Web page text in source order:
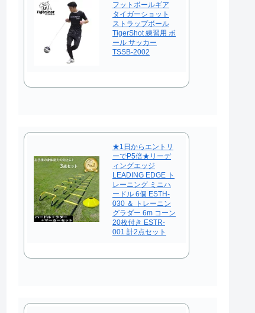
フットボールギア
タイガーショット
ストラップボール
TigerShot 練習用 ボ
ール サッカー
TSSB-2002
★1日からエントリ
ーでP5倍★リーデ
ィングエッジ
LEADING EDGE ト
レーニング ミニハ
ードル 6個 ESTH-
030 ＆ トレーニン
グラダー 6m コーン
20枚付き ESTR-
001 計2点セット